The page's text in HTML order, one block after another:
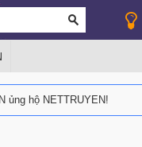
ủng hộ NETTRUYEN!